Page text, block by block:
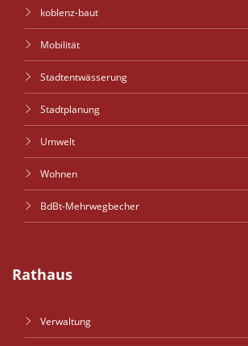
koblenz-baut
Mobilität
Stadtentwässerung
Stadtplanung
Umwelt
Wohnen
BdBt-Mehrwegbecher
Rathaus
Verwaltung